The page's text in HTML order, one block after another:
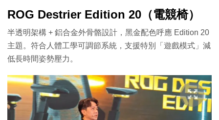
ROG Destrier Edition 20（電競椅）
半透明架構 + 鋁合金外骨骼設計，黑金配色呼應 Edition 20
主題。符合人體工學可調節系統，支援特別「遊戲模式」減
低長時間姿勢壓力。